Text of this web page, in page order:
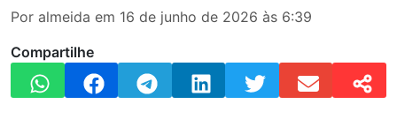
Por almeida em 16 de junho de 2026 às 6:39
Compartilhe